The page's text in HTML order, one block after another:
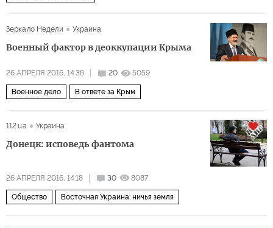
Зеркало Недели Украина
Военный фактор в деоккупации Крыма
26 АПРЕЛЯ 2016, 14:38 20 5059
Военное дело В ответе за Крым
112.ua Украина
Донецк: исповедь фантома
26 АПРЕЛЯ 2016, 14:18 30 8087
Общество Восточная Украина: ничья земля